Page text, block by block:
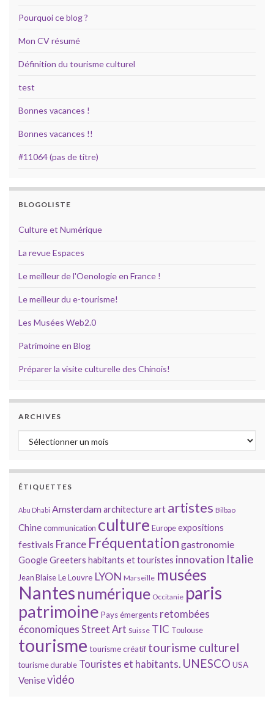
Pourquoi ce blog ?
Mon CV résumé
Définition du tourisme culturel
test
Bonnes vacances !
Bonnes vacances !!
#11064 (pas de titre)
BLOGOLISTE
Culture et Numérique
La revue Espaces
Le meilleur de l'Oenologie en France !
Le meilleur du e-tourisme!
Les Musées Web2.0
Patrimoine en Blog
Préparer la visite culturelle des Chinois!
ARCHIVES
Archives
ÉTIQUETTES
Abu Dhabi Amsterdamarchitectureart artistes Bilbao
Chinecommunication culture Europeexpositions
festivals France Fréquentation gastronomie
GoogleGreeters habitants et touristes innovation Italie
Jean BlaiseLe Louvre LYON Marseille musées
Nantes numérique Occitanie paris
patrimoine Pays émergents retombées
économiques Street Art Suisse TIC Toulouse
tourisme tourisme créatif tourisme culturel
tourisme durable Touristes et habitants. UNESCO USA
Venisevidéo